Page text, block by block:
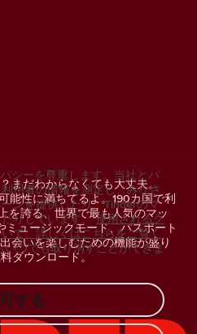
まだわからなくても大丈夫。
能性に満ちてるよ。190カ国で利
を誇る、世界で最も人気のマッ
ュージックモード、パスポート
会いを楽しむための機能が盛り
ダウンロード。
シーを尊重します。当社とパ
用者の情報を測定し、みなさ
ンを提供したり、Tinderのマ
りしています。 使用されるク
て、詳しくはこちらをご覧く
いつでも取り消すことができま
する